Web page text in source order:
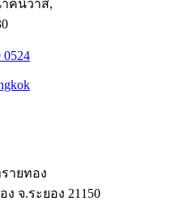
คนิวาส,
0524
ายทอง
จ.ระยอง 21150